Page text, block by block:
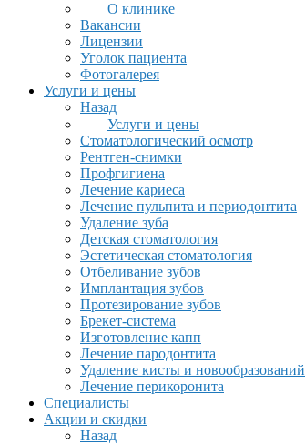
О клинике
Вакансии
Лицензии
Уголок пациента
Фотогалерея
Услуги и цены
Назад
Услуги и цены
Стоматологический осмотр
Рентген-снимки
Профгигиена
Лечение кариеса
Лечение пульпита и периодонтита
Удаление зуба
Детская стоматология
Эстетическая стоматология
Отбеливание зубов
Имплантация зубов
Протезирование зубов
Брекет-система
Изготовление капп
Лечение пародонтита
Удаление кисты и новообразований
Лечение перикоронита
Специалисты
Акции и скидки
Назад